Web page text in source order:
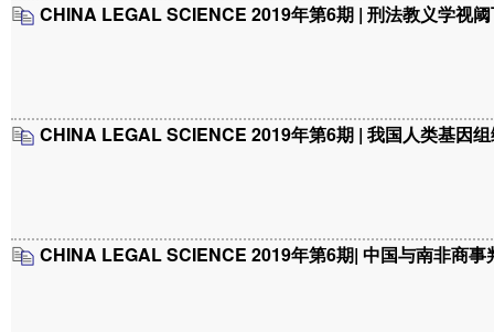
CHINA LEGAL SCIENCE 2019年第6期 | 刑法教义学视
CHINA LEGAL SCIENCE 2019年第6期 | 我国人类基因
CHINA LEGAL SCIENCE 2019年第6期| 中国与南非商